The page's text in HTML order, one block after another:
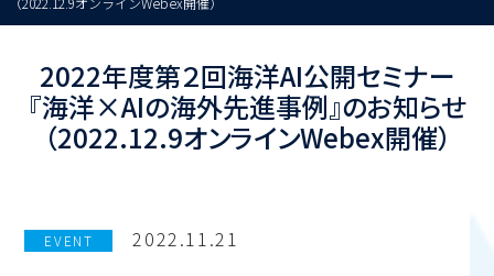
2022年度第２回海洋AI公開セミナー
『海洋×AIの海外先進事例』のお知らせ
（2022.12.9オンラインWebex開催）
EVENT 2022.11.21